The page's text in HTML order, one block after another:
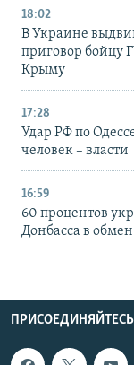
18:02
В Украине
приговор бойцу
Крыму
17:28
Удар РФ по
человек – власти
16:59
60 процентов
Донбасса в